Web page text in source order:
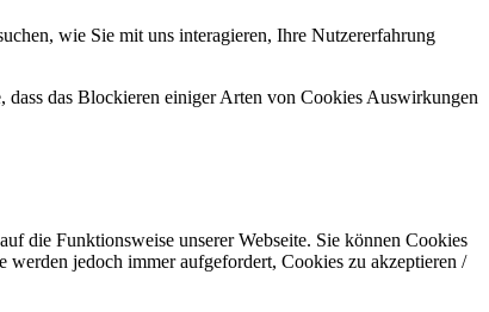
wie Sie mit uns interagieren, Ihre Nutzererfahrung
das Blockieren einiger Arten von Cookies Auswirkungen
die Funktionsweise unserer Webseite. Sie können Cookies
jedoch immer aufgefordert, Cookies zu akzeptieren /